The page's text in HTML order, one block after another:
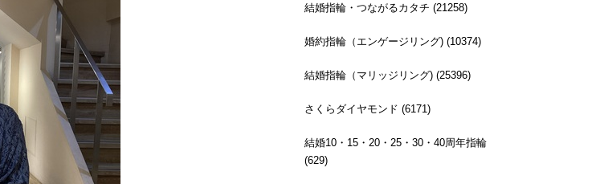
結婚指輪・つながるカタチ (21258)
婚約指輪（エンゲージリング) (10374)
結婚指輪（マリッジリング) (25396)
さくらダイヤモンド (6171)
結婚10・15・20・25・30・40周年指輪
(629)